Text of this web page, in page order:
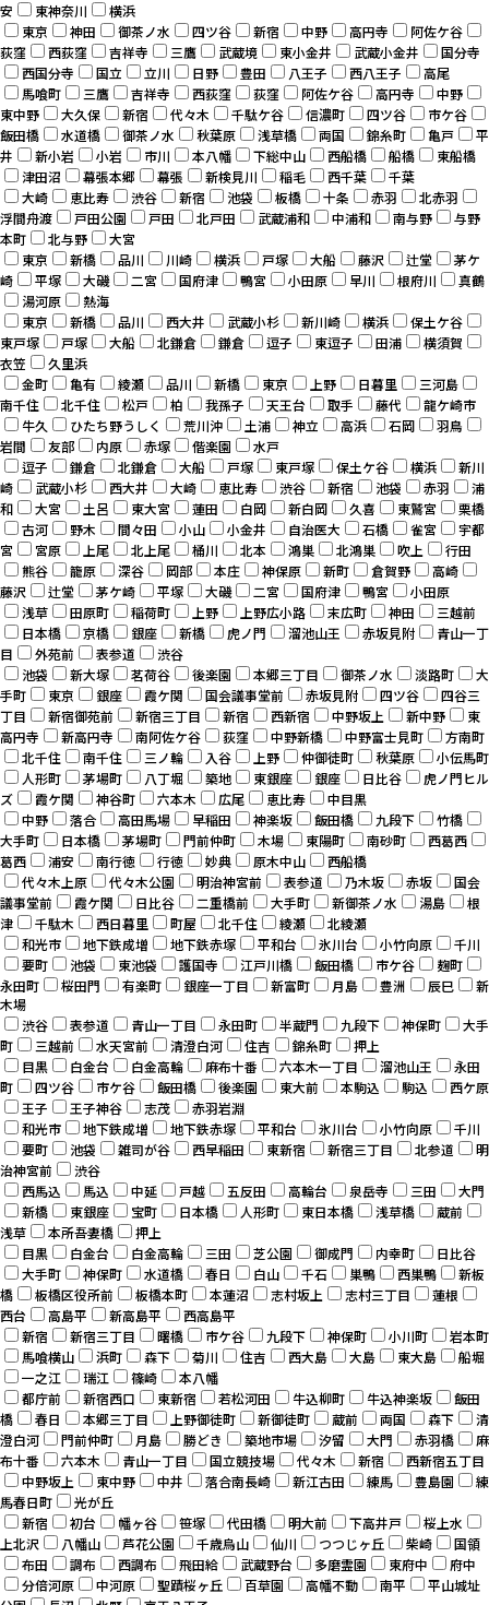
安
東神奈川
横浜
東京
神田 御茶ノ水 四ツ谷 新宿 中野 高円寺
阿佐ケ谷
荻窪
西荻窪 吉祥寺 三鷹 武蔵境 東小金井 武蔵小金井
国分寺
西国分寺
国立 立川 日野 豊田 八王子 西八王子
高尾
馬喰町
三鷹 吉祥寺 西荻窪 荻窪 阿佐ケ谷 高円寺
中野
東中野
大久保 新宿 代々木 千駄ケ谷 信濃町 四ツ谷
市ケ谷
飯田橋
水道橋 御茶ノ水 秋葉原 浅草橋 両国 錦糸町 亀戸
平
井
新小岩 小岩 市川 本八幡 下総中山 西船橋 船橋
東船橋
津田沼
幕張本郷 幕張 新検見川 稲毛 西千葉
千葉
大崎
恵比寿 渋谷 新宿 池袋 板橋 十条 赤羽
北赤羽
浮間舟渡
戸田公園 戸田 北戸田 武蔵浦和 中浦和 南与野
与野
本町
北与野
大宮
東京
新橋 品川 川崎 横浜 戸塚 大船 藤沢 辻堂
茅ケ
崎
平塚 大磯 二宮 国府津 鴨宮 小田原 早川 根府川
真鶴
湯河原
熱海
東京
新橋 品川 西大井 武蔵小杉 新川崎 横浜
保土ケ谷
東戸塚
戸塚 大船 北鎌倉 鎌倉 逗子 東逗子 田浦
横須賀
衣笠
久里浜
金町
亀有 綾瀬 品川 新橋 東京 上野 日暮里
三河島
南千住
北千住 松戸 柏 我孫子 天王台 取手 藤代
龍ケ崎市
牛久
ひたち野うしく 荒川沖 土浦 神立 高浜 石岡
羽鳥
岩間
友部 内原 赤塚 偕楽園
水戸
逗子
鎌倉 北鎌倉 大船 戸塚 東戸塚 保土ケ谷 横浜
新川
崎
武蔵小杉 西大井 大崎 恵比寿 渋谷 新宿 池袋 赤羽
浦
和
大宮 土呂 東大宮 蓮田 白岡 新白岡 久喜 東鷲宮
栗橋
古河
野木 間々田 小山 小金井 自治医大 石橋 雀宮
宇都
宮
宮原 上尾 北上尾 桶川 北本 鴻巣 北鴻巣 吹上
行田
熊谷
籠原 深谷 岡部 本庄 神保原 新町 倉賀野
高崎
藤沢
辻堂 茅ケ崎 平塚 大磯 二宮 国府津 鴨宮
小田原
浅草
田原町 稲荷町 上野 上野広小路 末広町 神田
三越前
日本橋
京橋 銀座 新橋 虎ノ門 溜池山王 赤坂見附
青山一丁
目
外苑前 表参道
渋谷
池袋
新大塚 茗荷谷 後楽園 本郷三丁目 御茶ノ水 淡路町
大
手町
東京 銀座 霞ケ関 国会議事堂前 赤坂見附 四ツ谷
四谷三
丁目
新宿御苑前 新宿三丁目 新宿 西新宿 中野坂上 新中野
東
高円寺
新高円寺 南阿佐ケ谷 荻窪 中野新橋 中野富士見町
方南町
北千住
南千住 三ノ輪 入谷 上野 仲御徒町 秋葉原
小伝馬町
人形町
茅場町 八丁堀 築地 東銀座 銀座 日比谷
虎ノ門ヒル
ズ
霞ケ関 神谷町 六本木 広尾 恵比寿
中目黒
中野
落合 高田馬場 早稲田 神楽坂 飯田橋 九段下
竹橋
大手町
日本橋 茅場町 門前仲町 木場 東陽町 南砂町
西葛西
葛西
浦安 南行徳 行徳 妙典 原木中山
西船橋
代々木上原
代々木公園 明治神宮前 表参道 乃木坂 赤坂
国会
議事堂前
霞ケ関 日比谷 二重橋前 大手町 新御茶ノ水 湯島
根
津
千駄木 西日暮里 町屋 北千住 綾瀬
北綾瀬
和光市
地下鉄成増 地下鉄赤塚 平和台 氷川台 小竹向原
千川
要町
池袋 東池袋 護国寺 江戸川橋 飯田橋 市ケ谷
麹町
永田町
桜田門 有楽町 銀座一丁目 新富町 月島 豊洲 辰巳
新
木場
渋谷
表参道 青山一丁目 永田町 半蔵門 九段下 神保町
大手
町
三越前 水天宮前 清澄白河 住吉 錦糸町
押上
目黒
白金台 白金高輪 麻布十番 六本木一丁目 溜池山王
永田
町
四ツ谷 市ケ谷 飯田橋 後楽園 東大前 本駒込 駒込
西ケ原
王子
王子神谷 志茂
赤羽岩淵
和光市
地下鉄成増 地下鉄赤塚 平和台 氷川台 小竹向原
千川
要町
池袋 雑司が谷 西早稲田 東新宿 新宿三丁目 北参道
明
治神宮前
渋谷
西馬込
馬込 中延 戸越 五反田 高輪台 泉岳寺 三田
大門
新橋
東銀座 宝町 日本橋 人形町 東日本橋 浅草橋
蔵前
浅草
本所吾妻橋
押上
目黒
白金台 白金高輪 三田 芝公園 御成門 内幸町
日比谷
大手町
神保町 水道橋 春日 白山 千石 巣鴨 西巣鴨
新板
橋
板橋区役所前 板橋本町 本蓮沼 志村坂上 志村三丁目
蓮根
西台
高島平 新高島平
西高島平
新宿
新宿三丁目 曙橋 市ケ谷 九段下 神保町 小川町
岩本町
馬喰横山
浜町 森下 菊川 住吉 西大島 大島 東大島
船堀
一之江
瑞江 篠崎
本八幡
都庁前
新宿西口 東新宿 若松河田 牛込柳町 牛込神楽坂
飯田
橋
春日 本郷三丁目 上野御徒町 新御徒町 蔵前 両国 森下
清
澄白河
門前仲町 月島 勝どき 築地市場 汐留 大門 赤羽橋
麻
布十番
六本木 青山一丁目 国立競技場 代々木 新宿
西新宿五丁目
中野坂上
東中野 中井 落合南長崎 新江古田 練馬 豊島園
練
馬春日町
光が丘
新宿
初台 幡ヶ谷 笹塚 代田橋 明大前 下高井戸
桜上水
上北沢
八幡山 芦花公園 千歳烏山 仙川 つつじヶ丘 柴崎
国領
布田
調布 西調布 飛田給 武蔵野台 多磨霊園 東府中
府中
分倍河原
中河原 聖蹟桜ヶ丘 百草園 高幡不動 南平
平山城址